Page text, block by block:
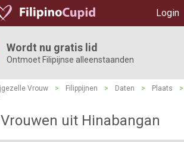
Login
Wordt nu gratis lid
Ontmoet Filipijnse alleenstaanden
Vrouw > Filippijnen > Daten > Plaats
>
uit Hinabangan